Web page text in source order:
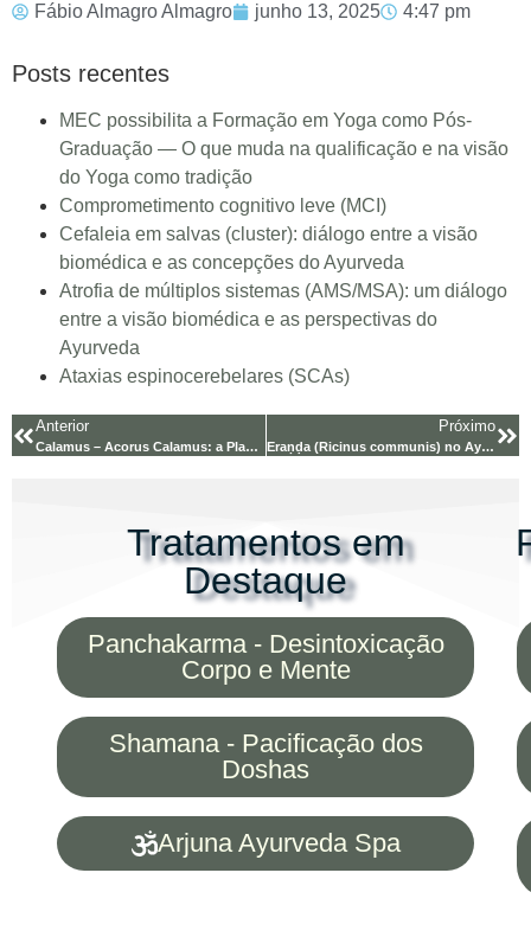
Fábio Almagro Almagro junho 13, 2025 4:47 pm
Posts recentes
MEC possibilita a Formação em Yoga como Pós-
Graduação — O que muda na qualificação e na visão
do Yoga como tradição
Comprometimento cognitivo leve (MCI)
Cefaleia em salvas (cluster): diálogo entre a visão
biomédica e as concepções do Ayurveda
Atrofia de múltiplos sistemas (AMS/MSA): um diálogo
entre a visão biomédica e as perspectivas do
Ayurveda
Ataxias espinocerebelares (SCAs)
Anterior
Calamus – Acorus Calamus: a Planta Medicinal Repleta de
Próximo
Eraṇḍa (Ricinus communis) no Ayurveda — Sapta Padārtha Vijñāna
Tratamentos em
Destaque
Panchakarma - Desintoxicação
Corpo e Mente
Shamana - Pacificação dos
Doshas
Arjuna Ayurveda Spa